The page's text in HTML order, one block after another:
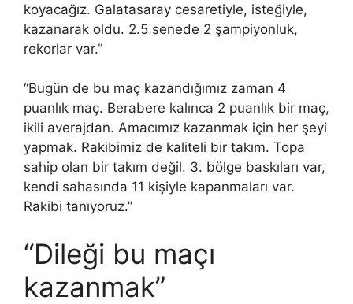
koyacağız. Galatasaray cesaretiyle, isteğiyle,
kazanarak oldu. 2.5 senede 2 şampiyonluk,
rekorlar var.”
“Bugün de bu maç kazandığımız zaman 4
puanlık maç. Berabere kalınca 2 puanlık bir maç,
ikili averajdan. Amacımız kazanmak için her şeyi
yapmak. Rakibimiz de kaliteli bir takım. Topa
sahip olan bir takım değil. 3. bölge baskıları var,
kendi sahasında 11 kişiyle kapanmaları var.
Rakibi tanıyoruz.”
“Dileği bu maçı
kazanmak”